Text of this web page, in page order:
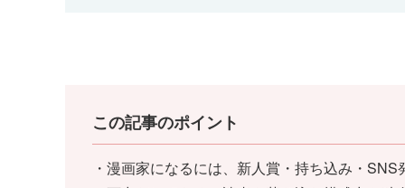
この記事のポイント
・漫画家になるには、新人賞・持ち込み・SNS